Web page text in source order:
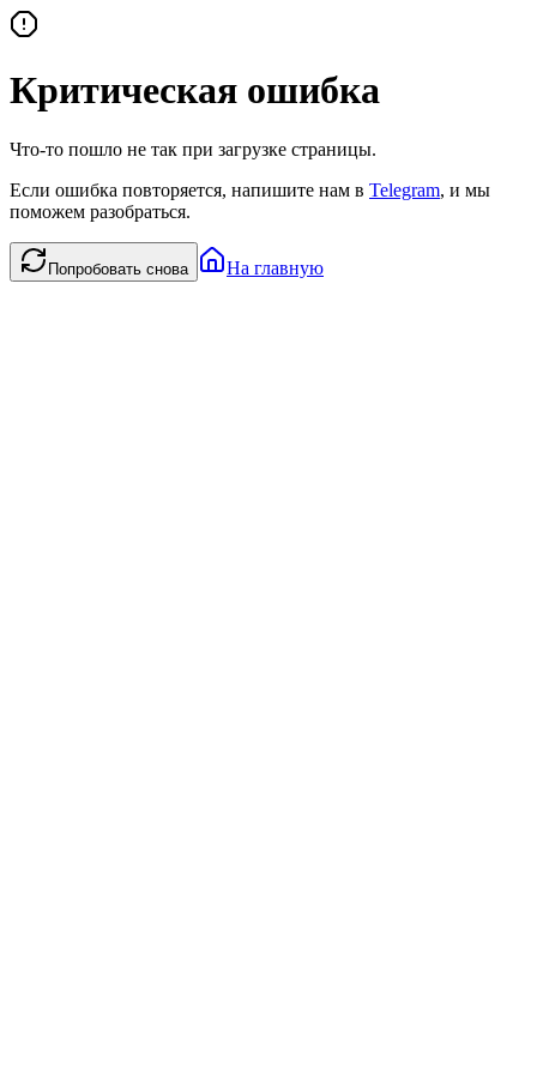
Критическая ошибка
Что-то пошло не так при загрузке страницы.
Если ошибка повторяется, напишите нам в Telegram, и мы
поможем разобраться.
Попробовать снова На главную